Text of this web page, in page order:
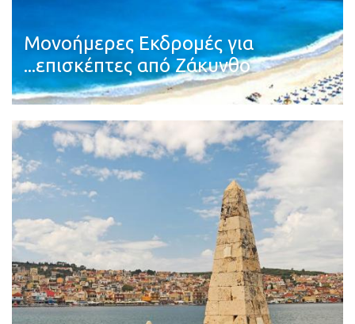
Μονοήμερες Εκδρομές για
...επισκέπτες από Ζάκυνθο
Διαβάστε περισσότερα